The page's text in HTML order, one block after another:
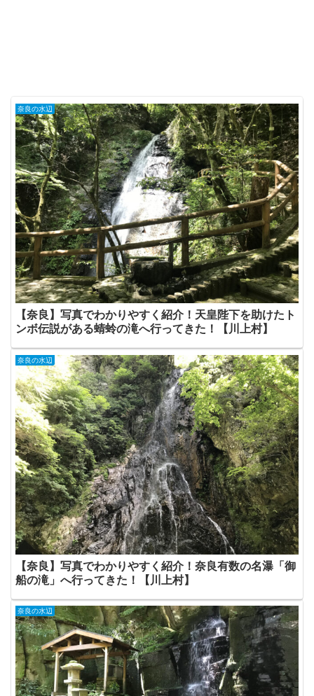
奈良の水辺
【奈良】写真でわかりやすく紹介！天皇陛下を助けたト
ンボ伝説がある蜻蛉の滝へ行ってきた！【川上村】
奈良の水辺
【奈良】写真でわかりやすく紹介！奈良有数の名瀑「御
船の滝」へ行ってきた！【川上村】
奈良の水辺